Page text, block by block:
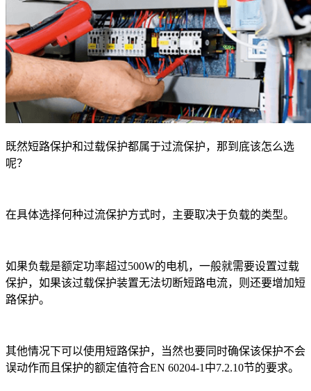
既然短路保护和过载保护都属于过流保护，那到底该怎么选
呢？
在具体选择何种过流保护方式时，主要取决于负载的类型。
如果负载是额定功率超过500W的电机，一般就需要设置过载
保护，如果该过载保护装置无法切断短路电流，则还要增加短
路保护。
其他情况下可以使用短路保护，当然也要同时确保该保护不会
误动作而且保护的额定值符合EN 60204-1中7.2.10节的要求。